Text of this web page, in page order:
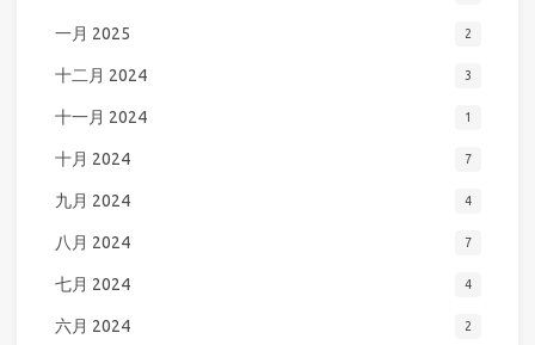
一月 2025 2
十二月 2024 3
十一月 2024 1
十月 2024 7
九月 2024 4
八月 2024 7
七月 2024 4
六月 2024 2